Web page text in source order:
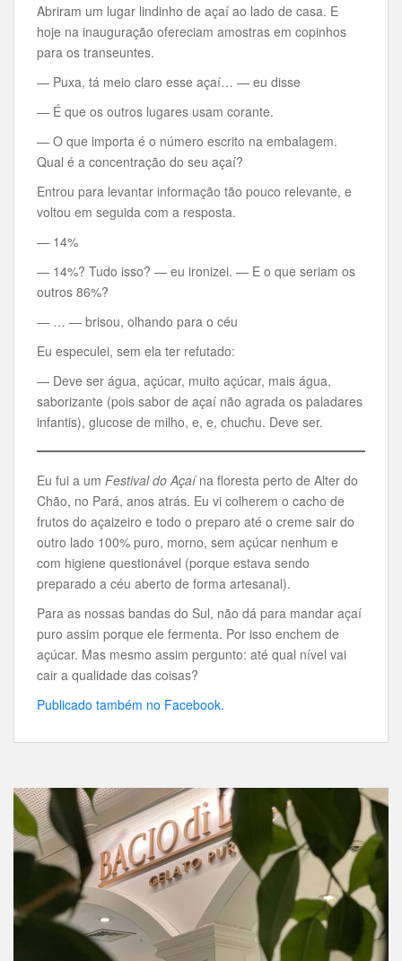
Abriram um lugar lindinho de açaí ao lado de casa. E
hoje na inauguração ofereciam amostras em copinhos
para os transeuntes.
— Puxa, tá meio claro esse açaí… — eu disse
— É que os outros lugares usam corante.
— O que importa é o número escrito na embalagem.
Qual é a concentração do seu açaí?
Entrou para levantar informação tão pouco relevante, e
voltou em seguida com a resposta.
— 14%
— 14%? Tudo isso? — eu ironizei. — E o que seriam os
outros 86%?
— … — brisou, olhando para o céu
Eu especulei, sem ela ter refutado:
— Deve ser água, açúcar, muito açúcar, mais água,
saborizante (pois sabor de açaí não agrada os paladares
infantis), glucose de milho, e, e, chuchu. Deve ser.
Eu fui a um Festival do Açaína floresta perto de Alter do
Chão, no Pará, anos atrás. Eu vi colherem o cacho de
frutos do açaizeiro e todo o preparo até o creme sair do
outro lado 100% puro, morno, sem açúcar nenhum e
com higiene questionável (porque estava sendo
preparado a céu aberto de forma artesanal).
Para as nossas bandas do Sul, não dá para mandar açaí
puro assim porque ele fermenta. Por isso enchem de
açúcar. Mas mesmo assim pergunto: até qual nível vai
cair a qualidade das coisas?
Publicado também no Facebook.